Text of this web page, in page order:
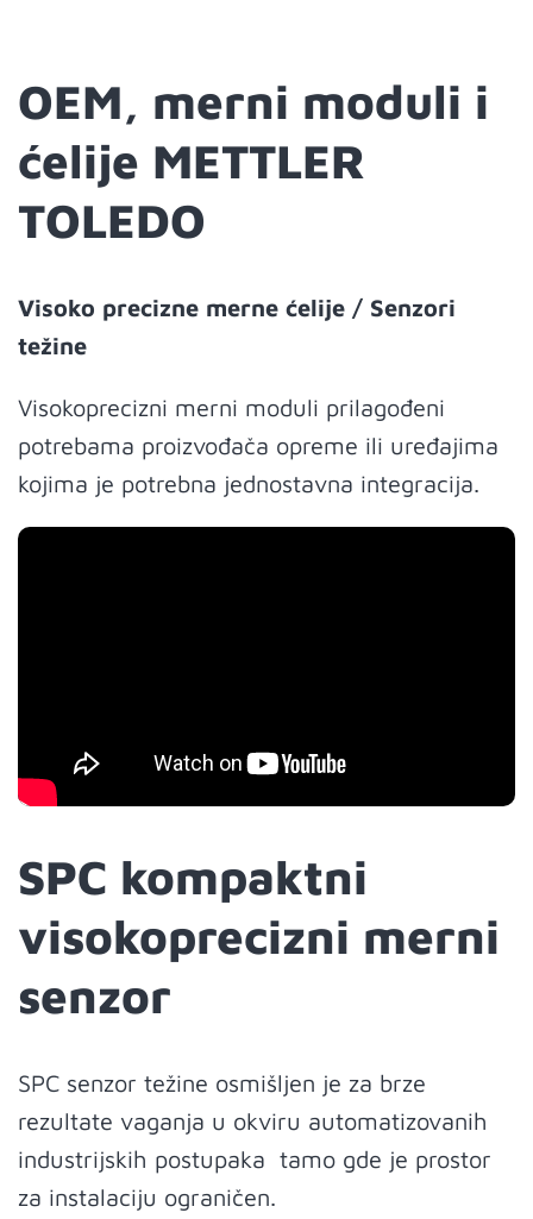
OEM, merni moduli i
ćelije METTLER
TOLEDO
Visoko precizne merne ćelije / Senzori
težine
Visokoprecizni merni moduli prilagođeni
potrebama proizvođača opreme ili uređajima
kojima je potrebna jednostavna integracija.
SPC kompaktni
visokoprecizni merni
senzor
SPC senzor težine osmišljen je za brze
rezultate vaganja u okviru automatizovanih
industrijskih postupaka tamo gde je prostor
za instalaciju ograničen.